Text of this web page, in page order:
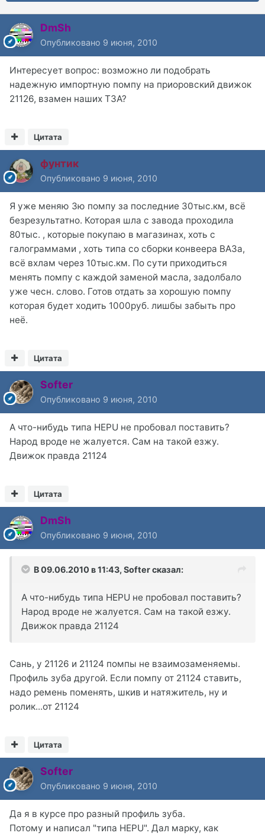
DmSh
Опубликовано 9 июня, 2010
Интересует вопрос: возможно ли подобрать
надежную импортную помпу на приоровский движок
21126, взамен наших ТЗА?
Цитата
фунтик
Опубликовано 9 июня, 2010
Я уже меняю 3ю помпу за последние 30тыс.км, всё
безрезультатно. Которая шла с завода проходила
80тыс. , которые покупаю в магазинах, хоть с
галограммами , хоть типа со сборки конвеера ВАЗа,
всё вхлам через 10тыс.км. По сути приходиться
менять помпу с каждой заменой масла, задолбало
уже чесн. слово. Готов отдать за хорошую помпу
которая будет ходить 1000руб. лишбы забыть про
неё.
Цитата
Softer
Опубликовано 9 июня, 2010
А что-нибудь типа HEPU не пробовал поставить?
Народ вроде не жалуется. Сам на такой езжу.
Движок правда 21124
Цитата
DmSh
Опубликовано 9 июня, 2010
В 09.06.2010 в 11:43, Softer сказал:
А что-нибудь типа HEPU не пробовал поставить?
Народ вроде не жалуется. Сам на такой езжу.
Движок правда 21124
Сань, у 21126 и 21124 помпы не взаимозаменяемы.
Профиль зуба другой. Если помпу от 21124 ставить,
надо ремень поменять, шкив и натяжитель, ну и
ролик...от 21124
Цитата
Softer
Опубликовано 9 июня, 2010
Да я в курсе про разный профиль зуба.
Потому и написал "типа HEPU". Дал марку, как